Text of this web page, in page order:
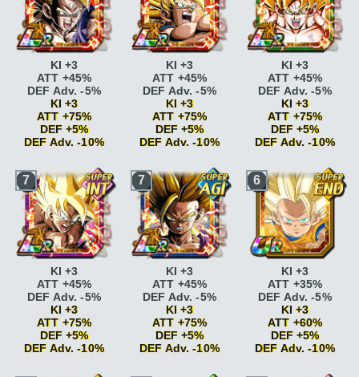
Race saiyan
ATT
+5%
Race saiyanATT
+10%
Paré au combatKI
+2
Paré au combatKI
+2 ATT +5% DEF +5%
Super Saiyan
+10%
Super SaiyanATT
+15%
KamehamehaATT
+5% si ATT SP
KamehamehaATT
Combat acharnéATT
KI +3
ATT +45%
DEF Adv. -5%
KI +3
ATT +75%
DEF +5%
DEF Adv. -10%
Race saiyan
ATT
+5%
Race saiyanATT
+10%
Paré au combatKI
+2
Paré au combatKI
+2 ATT +5% DEF +5%
Super Saiyan
+10%
Super SaiyanATT
+15%
KamehamehaATT
+5% si ATT SP
KamehamehaATT
Combat acharnéATT
KI +3
ATT +45%
DEF Adv. -5%
KI +3
ATT +75%
DEF +5%
DEF Adv. -10%
Race saiyan
ATT
+5%
Race saiyanATT
+10%
Paré au combat
+2
Paré au combatKI
+2 ATT +5% DEF +5%
Super Saiyan
+10%
Super SaiyanATT
+15%
KamehamehaATT
+5% si ATT SP
KamehamehaATT
Combat acharnéATT
KI +3
ATT +45%
DEF Adv. -5%
KI +3
ATT +75%
DEF +5%
DEF Adv. -10%
7
Race saiyan
ATT
KI +3
ATT +45%
DEF Adv. -5%
KI +3
ATT +75%
DEF +5%
DEF Adv. -10%
7
Race saiyan
ATT
KI +3
ATT +45%
DEF Adv. -5%
KI +3
ATT +75%
DEF +5%
DEF Adv. -10%
6
Race saiyan
ATT
KI +3
ATT +35%
DEF Adv. -5%
KI +3
ATT +60%
DEF +5%
DEF Adv. -10%